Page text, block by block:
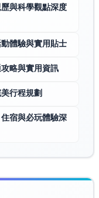
與科學觀點深度
體驗與實用貼士
略與實用資訊
行程規劃
宿與必玩體驗深